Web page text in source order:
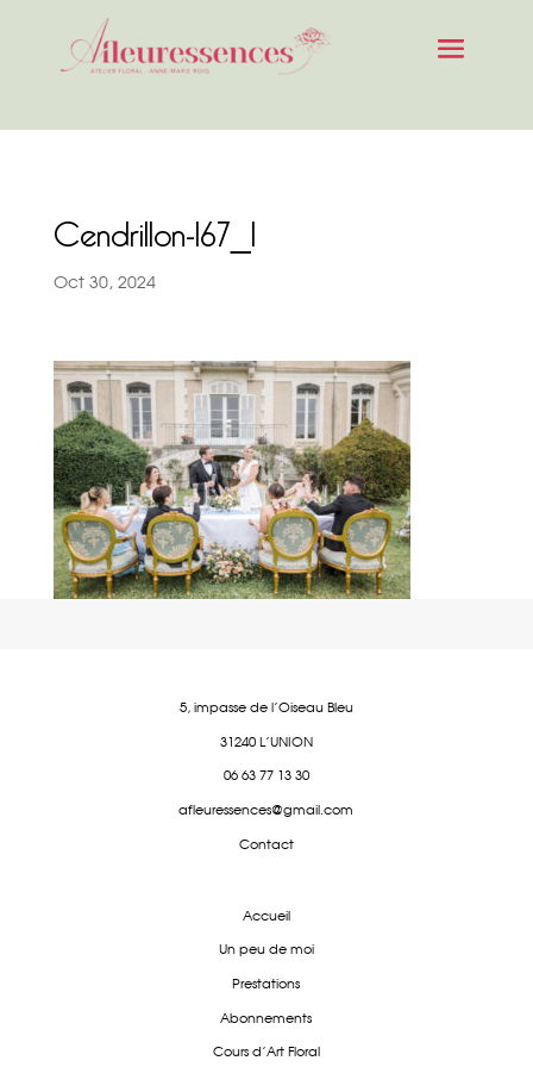
Cendrillon-167_1
Oct 30, 2024
5, impasse de l'Oiseau Bleu
31240 L'UNION
06 63 77 13 30
afleuressences@gmail.com
Contact
Accueil
Un peu de moi
Prestations
Abonnements
Cours d'Art Floral